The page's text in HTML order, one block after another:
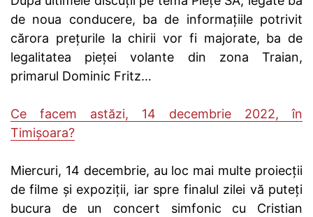
de noua conducere, ba de informațiile potrivit
cărora prețurile la chirii vor fi majorate, ba de
legalitatea pieței volante din zona Traian,
primarul Dominic Fritz…
Ce facem astăzi, 14 decembrie 2022, în
Timișoara?
Miercuri, 14 decembrie, au loc mai multe proiecții
de filme și expoziții, iar spre finalul zilei vă puteți
bucura de un concert simfonic cu Cristian